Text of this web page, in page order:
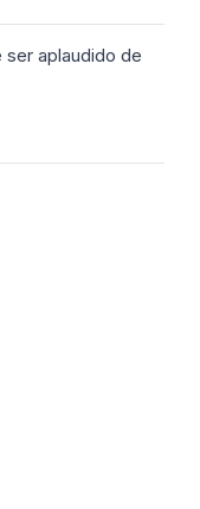
aplaudido de